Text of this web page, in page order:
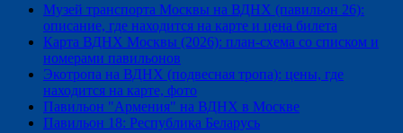
Музей транспорта Москвы на ВДНХ (павильон 26):
описание, где находится на карте и цена билета
Карта ВДНХ Москвы (2026): план-схема со списком и
номерами павильонов
Экотропа на ВДНХ (подвесная тропа): цены, где
находится на карте, фото
Павильон "Армения" на ВДНХ в Москве
Павильон 18: Республика Беларусь